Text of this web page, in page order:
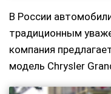
В России
традиционным
компания
модель Chrysler